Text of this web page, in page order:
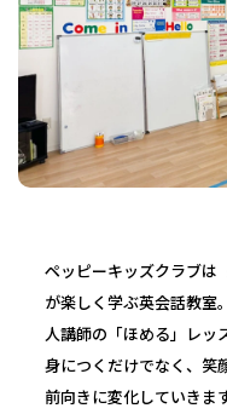
ペッピーキッズクラブは
が楽しく学ぶ英会話教
人講師の「ほめる」レッ
身につくだけでなく、笑
前向きに変化していきます